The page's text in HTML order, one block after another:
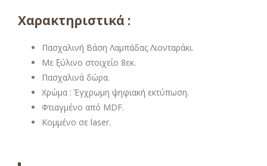
Χαρακτηριστικά :
Πασχαλινή Βάση Λαμπάδας Λιονταράκι.
Με ξύλινο στοιχείο 8εκ.
Πασχαλινά δώρα.
Χρώμα : Έγχρωμη ψηφιακή εκτύπωση.
Φτιαγμένο από MDF.
Κομμένο σε laser.